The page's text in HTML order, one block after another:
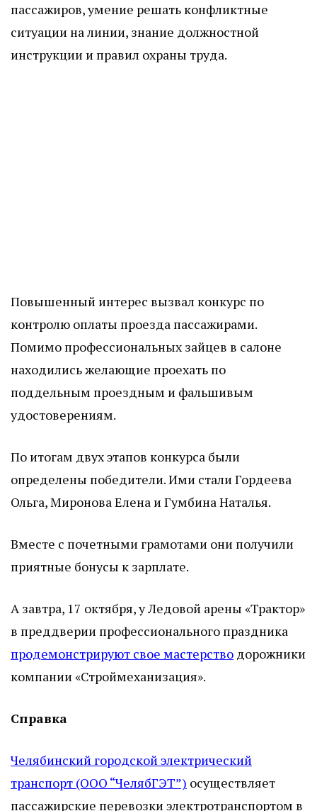
пассажиров, умение решать конфликтные
ситуации на линии, знание должностной
инструкции и правил охраны труда.
Повышенный интерес вызвал конкурс по
контролю оплаты проезда пассажирами.
Помимо профессиональных зайцев в салоне
находились желающие проехать по
поддельным проездным и фальшивым
удостоверениям.
По итогам двух этапов конкурса были
определены победители. Ими стали Гордеева
Ольга, Миронова Елена и Гумбина Наталья.
Вместе с почетными грамотами они получили
приятные бонусы к зарплате.
А завтра, 17 октября, у Ледовой арены «Трактор»
в преддверии профессионального праздника
продемонстрируют свое мастерство дорожники
компании «Строймеханизация».
Справка
Челябинский городской электрический
транспорт (ООО “ЧелябГЭТ”) осуществляет
пассажирские перевозки электротранспортом в